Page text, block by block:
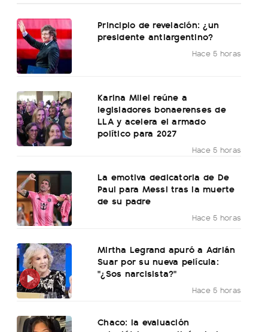
Principio de revelación: ¿un
presidente antiargentino?
Hace 5 horas
Karina Milei reúne a
legisladores bonaerenses de
LLA y acelera el armado
político para 2027
Hace 5 horas
La emotiva dedicatoria de De
Paul para Messi tras la muerte
de su padre
Hace 5 horas
Mirtha Legrand apuró a Adrián
Suar por su nueva película:
"¿Sos narcisista?"
Hace 5 horas
Chaco: la evaluación